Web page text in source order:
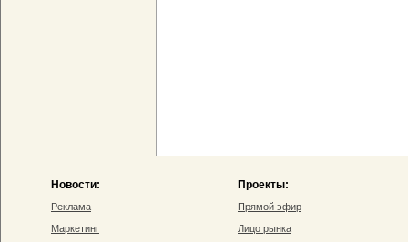
Новости:
Реклама
Маркетинг
Проекты:
Прямой эфир
Лицо рынка